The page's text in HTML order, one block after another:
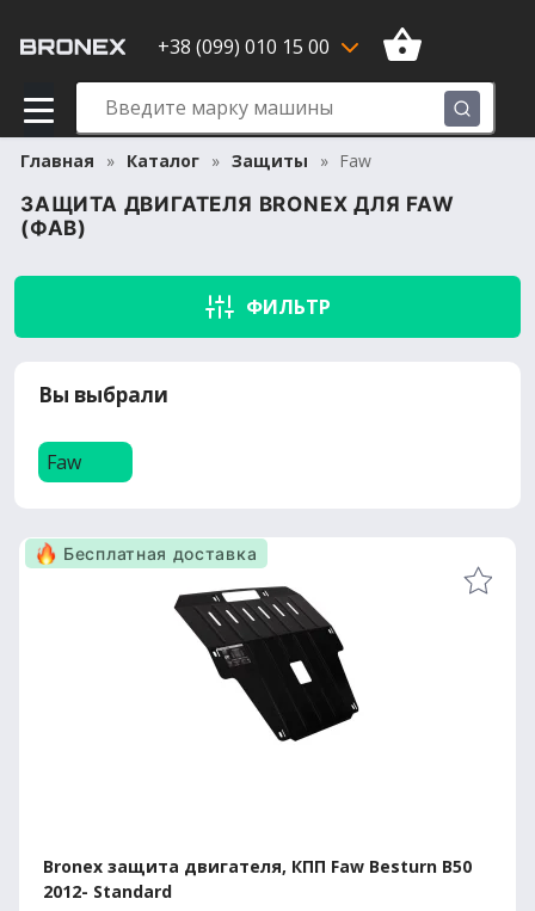
+38 (099) 010 15 00
Главная Каталог Защиты Faw
ЗАЩИТА ДВИГАТЕЛЯ BRONEX ДЛЯ FAW
(ФАВ)
ФИЛЬТР
Вы выбрали
Faw
Bronex защита двигателя, КПП Faw Besturn B50
2012- Standard
Бесплатная доставка